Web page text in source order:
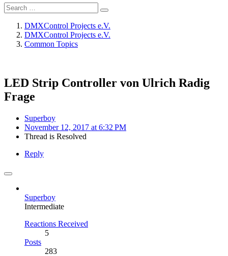
DMXControl Projects e.V.
DMXControl Projects e.V.
Common Topics
LED Strip Controller von Ulrich Radig
Frage
Superboy
November 12, 2017 at 6:32 PM
Thread is Resolved
Reply
Superboy
Intermediate
Reactions Received
5
Posts
283